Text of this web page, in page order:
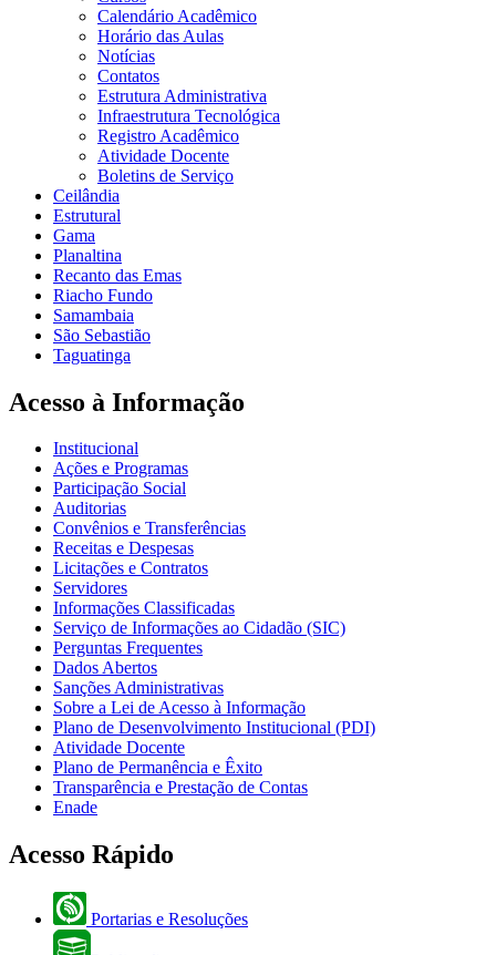
Calendário Acadêmico
Horário das Aulas
Notícias
Contatos
Estrutura Administrativa
Infraestrutura Tecnológica
Registro Acadêmico
Atividade Docente
Boletins de Serviço
Ceilândia
Estrutural
Gama
Planaltina
Recanto das Emas
Riacho Fundo
Samambaia
São Sebastião
Taguatinga
Acesso à Informação
Institucional
Ações e Programas
Participação Social
Auditorias
Convênios e Transferências
Receitas e Despesas
Licitações e Contratos
Servidores
Informações Classificadas
Serviço de Informações ao Cidadão (SIC)
Perguntas Frequentes
Dados Abertos
Sanções Administrativas
Sobre a Lei de Acesso à Informação
Plano de Desenvolvimento Institucional (PDI)
Atividade Docente
Plano de Permanência e Êxito
Transparência e Prestação de Contas
Enade
Acesso Rápido
Portarias e Resoluções